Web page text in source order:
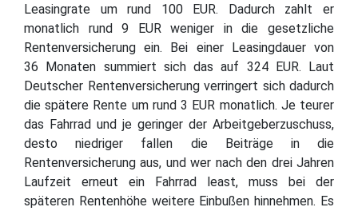
Leasingrate um rund 100 EUR. Dadurch zahlt er
monatlich rund 9 EUR weniger in die gesetzliche
Rentenversicherung ein. Bei einer Leasingdauer von
36 Monaten summiert sich das auf 324 EUR. Laut
Deutscher Rentenversicherung verringert sich dadurch
die spätere Rente um rund 3 EUR monatlich. Je teurer
das Fahrrad und je geringer der Arbeitgeberzuschuss,
desto niedriger fallen die Beiträge in die
Rentenversicherung aus, und wer nach den drei Jahren
Laufzeit erneut ein Fahrrad least, muss bei der
späteren Rentenhöhe weitere Einbußen hinnehmen. Es